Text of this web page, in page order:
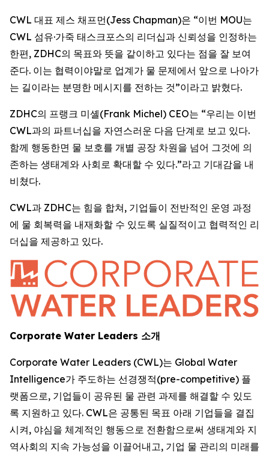
CWL 대표 제스 채프먼(Jess Chapman)은 “이번 MOU는
CWL 섬유·가죽 태스크포스의 리더십과 신뢰성을 인정하는
한편, ZDHC의 목표와 뜻을 같이하고 있다는 점을 잘 보여
준다. 이는 협력이야말로 업계가 물 문제에서 앞으로 나아가
는 길이라는 분명한 메시지를 전하는 것”이라고 밝혔다.
ZDHC의 프랭크 미셸(Frank Michel) CEO는 “우리는 이번
CWL과의 파트너십을 자연스러운 다음 단계로 보고 있다.
함께 행동한면 물 보호를 개별 공장 차원을 넘어 그것에 의
존하는 생태계와 사회로 확대할 수 있다.”라고 기대감을 내
비쳤다.
CWL과 ZDHC는 힘을 합쳐, 기업들이 전반적인 운영 과정
에 물 회복력을 내재화할 수 있도록 실질적이고 협력적인 리
더십을 제공하고 있다.
Corporate Water Leaders 소개
Corporate Water Leaders (CWL)는 Global Water
Intelligence가 주도하는 선경쟁적(pre-competitive) 플
랫폼으로, 기업들이 공유된 물 관련 과제를 해결할 수 있도
록 지원하고 있다. CWL은 공통된 목표 아래 기업들을 결집
시켜, 야심을 체계적인 행동으로 전환함으로써 생태계와 지
역사회의 지속 가능성을 이끌어내고, 기업 물 관리의 미래를